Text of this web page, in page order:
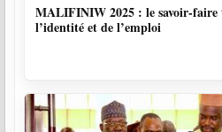
MALIFINIW 2025 : le savoir-faire
l’identité et de l’emploi